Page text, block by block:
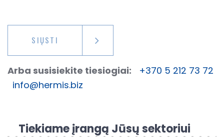
SIŲSTI
Arba susisiekite tiesiogiai:
+370 5 212 73 72
info@hermis.biz
Tiekiame įrangą Jūsų sektoriui